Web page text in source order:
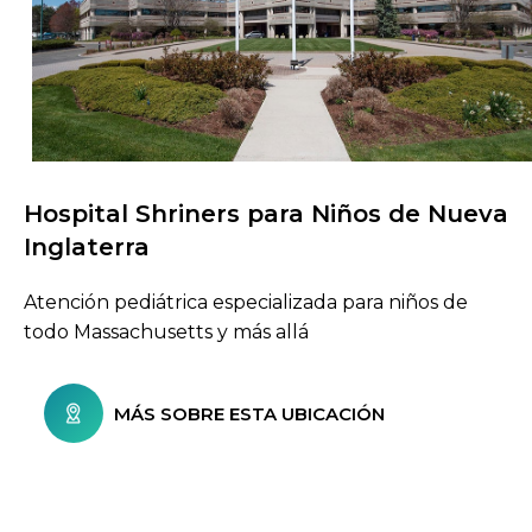
Buscar centros de atención
Hospital Shriners para Niños de Nueva
Inglaterra
Atención pediátrica especializada para niños de
todo Massachusetts y más allá
MÁS SOBRE ESTA UBICACIÓN